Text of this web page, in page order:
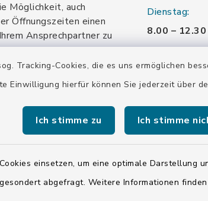
Tracking-Cookies, die es uns ermöglichen
Einwilligung hierfür können Sie jederzeit über
Ich stimme zu Ich stimme
einsetzen, um eine optimale Darstellung
abgefragt. Weitere Informationen
Möglichkeit, auch
Öffnungszeiten einen
Ansprechpartner zu
Dienstag:
8.00 –
Donnerstag:
und 13.30 –